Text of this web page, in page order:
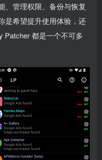
、管理权限、备份与恢复
是希望提升使用体验，还
Patcher 都是一个不可多